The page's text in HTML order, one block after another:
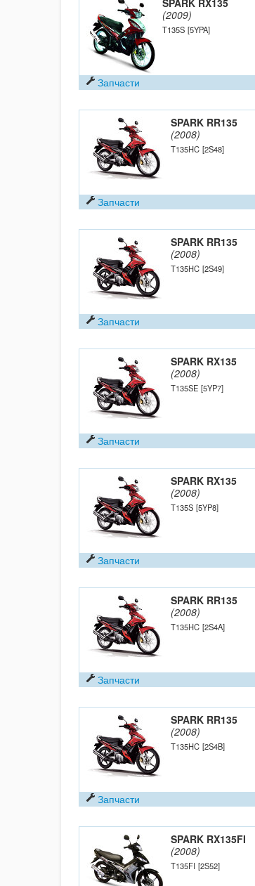
SPARK RX135
(2009)
T135S [5YPA]
Запчасти
SPARK RR135
(2008)
T135HC [2S48]
Запчасти
SPARK RR135
(2008)
T135HC [2S49]
Запчасти
SPARK RX135
(2008)
T135SE [5YP7]
Запчасти
SPARK RX135
(2008)
T135S [5YP8]
Запчасти
SPARK RR135
(2008)
T135HC [2S4A]
Запчасти
SPARK RR135
(2008)
T135HC [2S4B]
Запчасти
SPARK RX135FI
(2008)
T135FI [2S52]